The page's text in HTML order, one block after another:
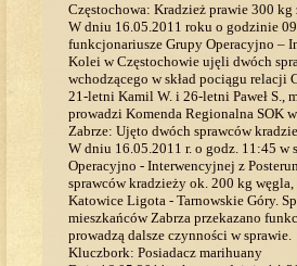
Częstochowa: Kradzież prawie 300 kg
W dniu 16.05.2011 roku o godzinie
funkcjonariusze Grupy Operacyjno –
Kolei w Częstochowie ujęli dwóch
wchodzącego w skład pociągu relacji
21-letni Kamil W. i 26-letni Paweł S.,
prowadzi Komenda Regionalna SOK
Zabrze: Ujęto dwóch sprawców
W dniu 16.05.2011 r. o godz. 11:45
Operacyjno - Interwencyjnej z
sprawców kradzieży ok. 200 kg
Katowice Ligota - Tarnowskie Góry.
mieszkańców Zabrza przekazano
prowadzą dalsze czynności w sprawie.
Kluczbork: Posiadacz marihuany